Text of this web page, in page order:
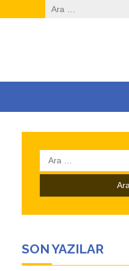
Arama:
Arama:
SON YAZILAR